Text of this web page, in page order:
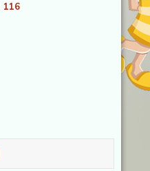
116